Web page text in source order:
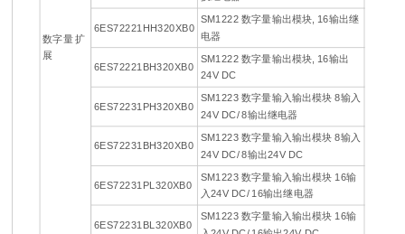
数字量 扩
展
6ES72221HH320XB0
SM1222 数字量输出模块, 16输出继
电器
6ES72221BH320XB0
SM1222 数字量输出模块, 16输出
24V DC
6ES72231PH320XB0
SM1223 数字量输入输出模块 8输入
24V DC/ 8输出继电器
6ES72231BH320XB0
SM1223 数字量输入输出模块 8输入
24V DC/ 8输出24V DC
6ES72231PL320XB0
SM1223 数字量输入输出模块 16输
入24V DC/ 16输出继电器
6ES72231BL320XB0
SM1223 数字量输入输出模块 16输